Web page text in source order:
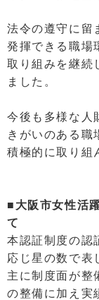
法令の遵守に留
発揮できる職場
取り組みを継続
ました。
今後も多様な人
きがいのある職
積極的に取り組
■大阪市女性活
て
本認証制度の認
応じ星の数で表
主に制度面が整
の整備に加え実